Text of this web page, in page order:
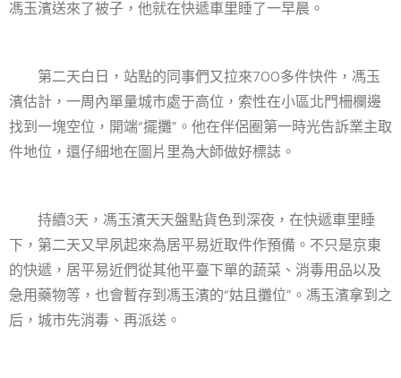
馮玉濱送來了被子，他就在快遞車里睡了一早晨。
第二天白日，站點的同事們又拉來700多件快件，馮玉
濱估計，一周內單量城市處于高位，索性在小區北門柵欄邊
找到一塊空位，開端“擺攤”。他在伴侶圈第一時光告訴業主取
件地位，還仔細地在圖片里為大師做好標誌。
持續3天，馮玉濱天天盤點貨色到深夜，在快遞車里睡
下，第二天又早夙起來為居平易近取件作預備。不只是京東
的快遞，居平易近們從其他平臺下單的蔬菜、消毒用品以及
急用藥物等，也會暫存到馮玉濱的“姑且攤位”。馮玉濱拿到之
后，城市先消毒、再派送。